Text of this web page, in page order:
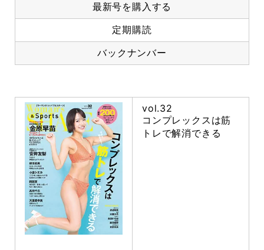
最新号を購入する
定期購読
バックナンバー
vol.32
コンプレックスは筋
トレで解消できる